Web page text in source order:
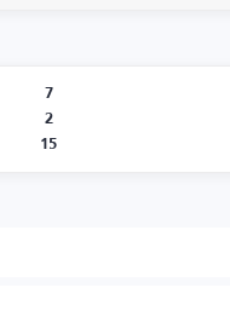
7
2
15